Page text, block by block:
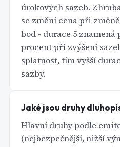
úrokových sazeb.
se změní cena při
bod - durace 5 znamená
procent při zvýšení
splatnost, tím vyšší
sazby.
Jaké jsou druhy
Hlavní druhy podle
(nejbezpečnější, nižší